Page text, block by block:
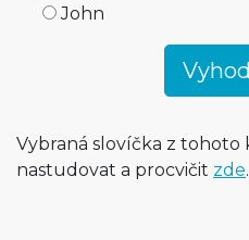
John
Vybraná slovíčka z tohoto
nastudovat a procvičit zde.